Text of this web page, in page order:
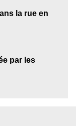
la rue en
par les